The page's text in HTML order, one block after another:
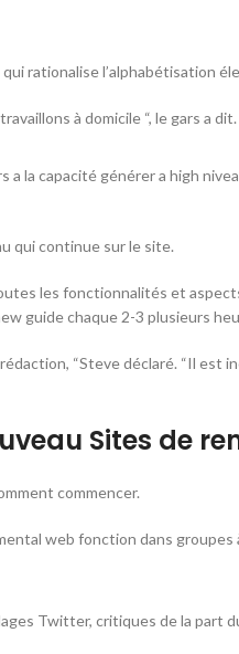
rationalise l’alphabétisation
à domicile “, le gars a dit.
la capacité générer a high
qui continue sur le site.
les fonctionnalités et
guide chaque 2-3 plusieurs
“Steve déclaré. “Il est
Sites de
commencer.
web fonction dans groupes
Twitter, critiques de la part